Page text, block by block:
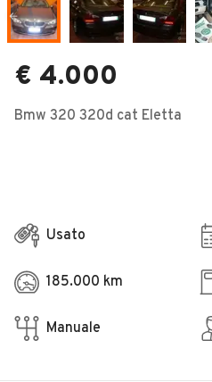
Concessionari
€ 4.000
Bmw 320 320d cat Eletta
Usato
185.000 km
Manuale